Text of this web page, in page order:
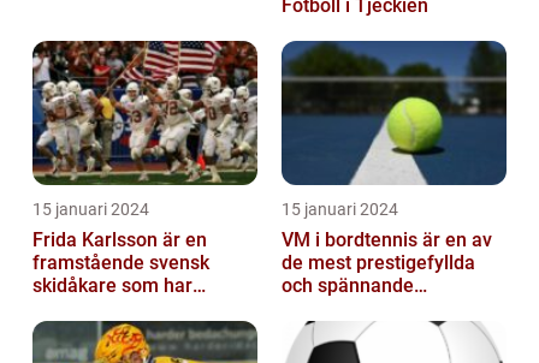
Fotboll i Tjeckien
15 januari 2024
Frida Karlsson är en
framstående svensk
skidåkare som har
med sin talang och pr...
15 januari 2024
VM i bordtennis är en av
de mest prestigefyllda
och spännande
sporten varje år